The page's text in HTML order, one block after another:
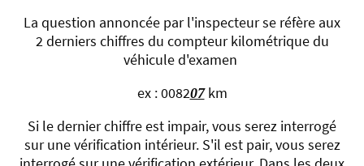
La question annoncée par l'inspecteur se réfère aux
2 derniers chiffres du compteur kilométrique du
véhicule d'examen
ex : 008207km
Si le dernier chiffre est impair, vous serez interrogé
sur une vérification intérieur. S'il est pair, vous serez